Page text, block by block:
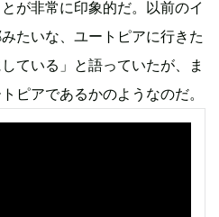
が非常に印象的だ。以前のイ
たいな、ユートピアに行きた
ている」と語っていたが、ま
ピアであるかのようなのだ。